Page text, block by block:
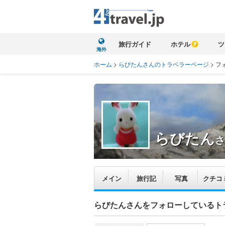
海外
旅行ガイド ホテル
ホーム > らびたんさんのトラベラーページ > フ
らびたん
メイン 旅行記 写真 クチコ
らびたんさんをフォローしている